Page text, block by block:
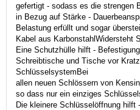
gefertigt - sodass es die strengen
in Bezug auf Stärke -
Belastung erfüllt und sogar
Kabel aus KarbonstahlWidersteht
Eine Schutzhülle hilft -
Schreibtische und Tische vor
SchlüsselsystemBei
allen neuen Schlössern von
so dass nur ein einziges
Die kleinere Schlüsselöffnung hilft